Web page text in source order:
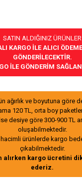
SATIN ALDIĞINIZ ÜRÜNLER
KARGO İLE ALICI
GÖNDERİLECEKTİR.
İLE GÖNDERİM
ağırlık ve boyutuna göre
120 TL, orta boy
desiye göre 300-900 TL
oluşabilmektedir.
ürünlerde kargo
çıkabilmektedir.
kargo ücretini
ederiz.